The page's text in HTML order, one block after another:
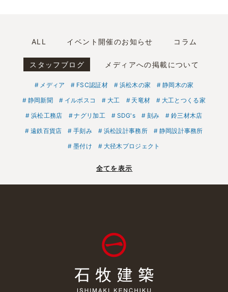
ALL イベント開催のお知らせ コラム
スタッフブログ メディアへの掲載について
メディア FSC認証材 浜松木の家
静岡木の家
静岡新聞
イルボスコ 大工 天竜材
大工とつくる家
浜松工務店
ナグリ加工 SDG's 刻み
鈴三材木店
遠鉄百貨店
手刻み 浜松設計事務所
静岡設計事務所
墨付け
大径木プロジェクト
全てを表示